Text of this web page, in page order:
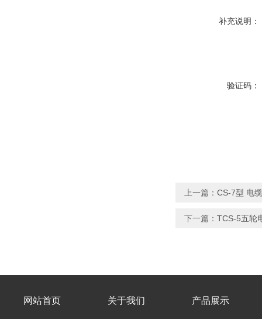
补充说明：
验证码：
上一篇： CS-7型 电
下一篇： TCS-5五轮
网站首页 关于我们 产品展示